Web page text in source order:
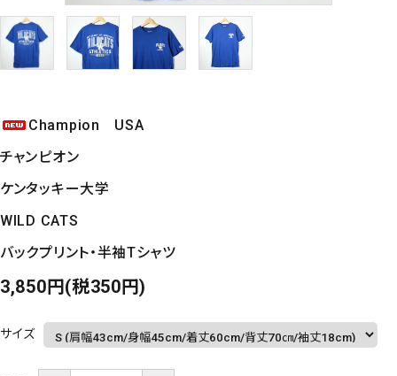
Champion USA
チャンピオン
ケンタッキー大学
WILD CATS
バックプリント・半袖Tシャツ
3,850円(税350円)
サイズ